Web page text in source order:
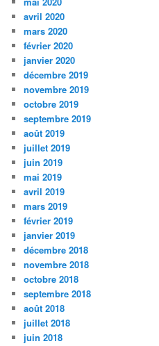
avril 2020
mars 2020
février 2020
janvier 2020
décembre 2019
novembre 2019
octobre 2019
septembre 2019
août 2019
juillet 2019
juin 2019
mai 2019
avril 2019
mars 2019
février 2019
janvier 2019
décembre 2018
novembre 2018
octobre 2018
septembre 2018
août 2018
juillet 2018
juin 2018